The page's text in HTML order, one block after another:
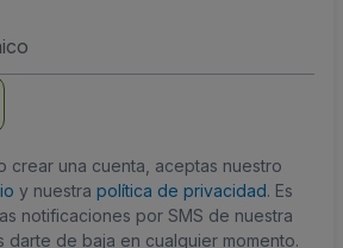
crear una cuenta, aceptas nuestro
y nuestra política de privacidad. Es
notificaciones por SMS de nuestra
de baja en cualquier momento.